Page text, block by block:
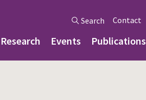
Search Contact
Research Events Publications